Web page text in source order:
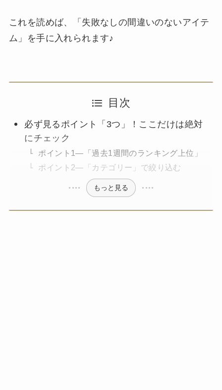
これを読めば、「失敗なしの間違いのないアイテ
ム」を手に入れられます♪
目次
必ず見るポイント「3つ」！ここだけは絶対
にチェック
ポイント1—「過去1週間のランキング上位」
ポイント2—「カテゴリー」で絞り込む
もっと見る